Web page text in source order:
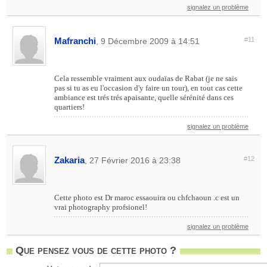
signalez un problème
Mafranchi, 9 Décembre 2009 à 14:51 #11
Cela ressemble vraiment aux oudaïas de Rabat (je ne sais
pas si tu as eu l'occasion d'y faire un tour), en tout cas cette
ambiance est trés trés apaisante, quelle sérénité dans ces
quartiers!
signalez un problème
Zakaria, 27 Février 2016 à 23:38 #12
Cette photo est Dr maroc essaouira ou chfchaoun .c est un
vrai photography profsionel!
signalez un problème
Que pensez vous de cette photo ?